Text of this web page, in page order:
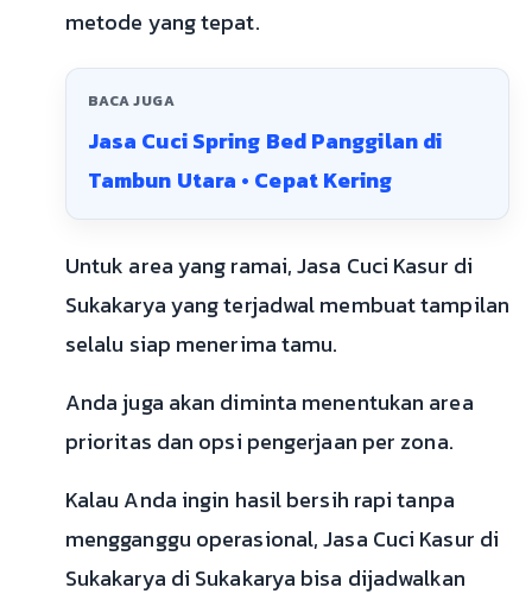
metode yang tepat.
BACA JUGA
Jasa Cuci Spring Bed Panggilan di
Tambun Utara • Cepat Kering
Untuk area yang ramai, Jasa Cuci Kasur di
Sukakarya yang terjadwal membuat tampilan
selalu siap menerima tamu.
Anda juga akan diminta menentukan area
prioritas dan opsi pengerjaan per zona.
Kalau Anda ingin hasil bersih rapi tanpa
mengganggu operasional, Jasa Cuci Kasur di
Sukakarya di Sukakarya bisa dijadwalkan